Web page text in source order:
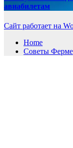
авиабилетам
Сайт работает на
Home
Советы